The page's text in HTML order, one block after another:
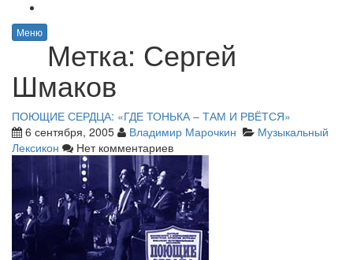
Меню
Метка: Сергей
Шмаков
ПОЮЩИЕ СЕРДЦА: «ГДЕ ТОНЬКА – ТАМ И РВЁТСЯ»
6 сентября, 2005
Владимир Марочкин
Музыкальный
Лексикон
Нет комментариев